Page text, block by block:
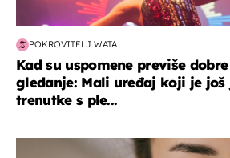
POKROVITELJ WATA
Kad su uspomene previše
gledanje: Mali uređaj koji je
trenutke s ple...
moda & ljepota